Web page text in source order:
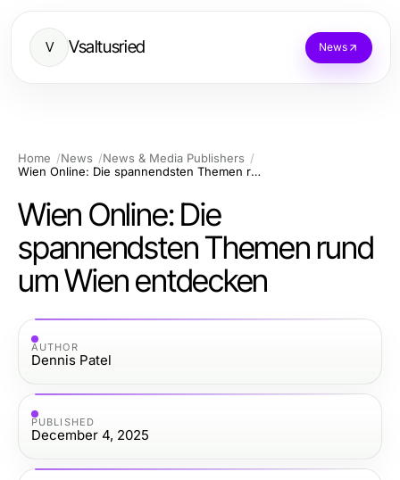
V Vsaltusried News
Home News
News & Media Publishers
Wien Online: Die spannendsten Themen rund um Wien entdecken
Wien Online: Die
spannendsten Themen rund
um Wien entdecken
AUTHOR
Dennis Patel
PUBLISHED
December 4, 2025